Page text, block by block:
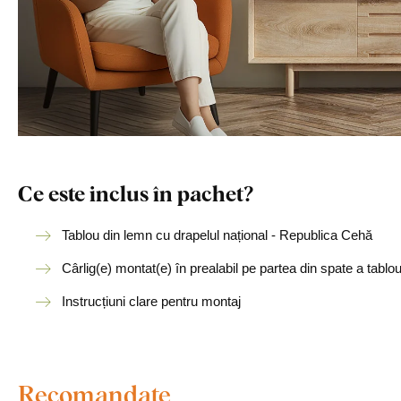
Ce este inclus în pachet?
Tablou din lemn cu drapelul național - Republica Cehă
Cârlig(e) montat(e) în prealabil pe partea din spate a
Instrucțiuni clare pentru montaj
Recomandate